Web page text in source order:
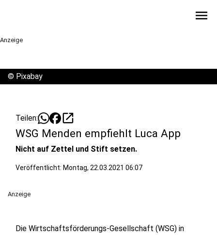
menu
Anzeige
© Pixabay
Teilen: open_in_new
WSG Menden empfiehlt Luca App
Nicht auf Zettel und Stift setzen.
Veröffentlicht: Montag, 22.03.2021 06:07
Anzeige
Die Wirtschaftsförderungs-Gesellschaft (WSG) in